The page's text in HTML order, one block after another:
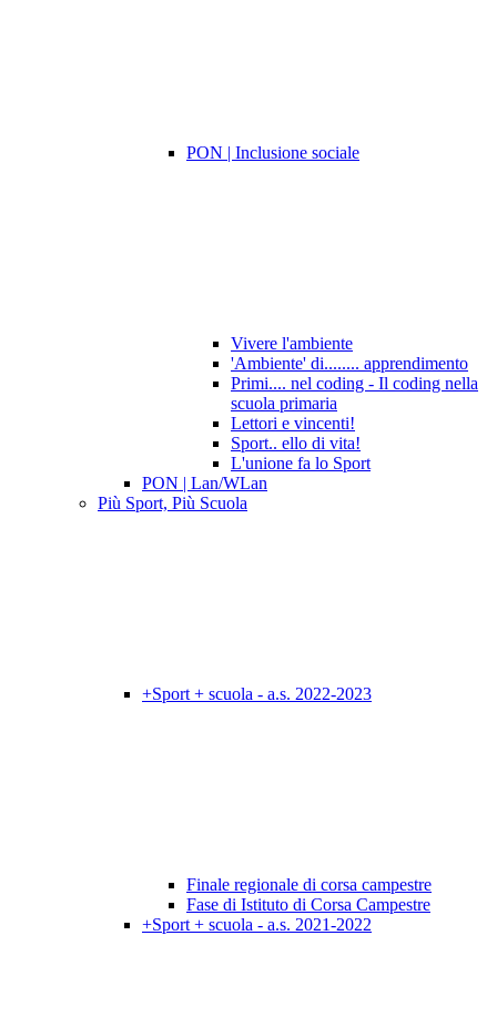
PON | Inclusione sociale
Vivere l'ambiente
'Ambiente' di........ apprendimento
Primi.... nel coding - Il coding nella
scuola primaria
Lettori e vincenti!
Sport.. ello di vita!
L'unione fa lo Sport
PON | Lan/WLan
Più Sport, Più Scuola
+Sport + scuola - a.s. 2022-2023
Finale regionale di corsa campestre
Fase di Istituto di Corsa Campestre
+Sport + scuola - a.s. 2021-2022